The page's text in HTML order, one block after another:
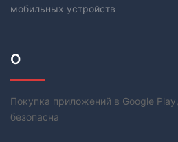
мобильных устройств
О
Покупка приложений в Google
безопасна